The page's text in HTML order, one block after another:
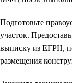
Подготовьте
участок.
выписку из ЕГРН,
размещения